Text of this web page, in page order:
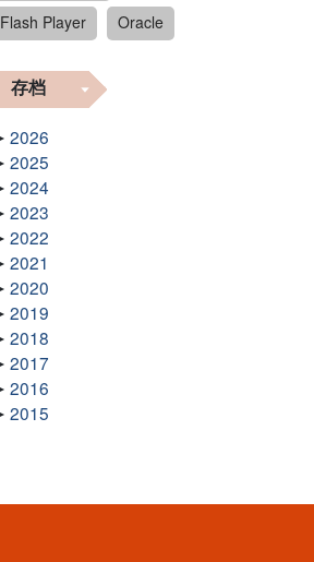
Flash Player
Oracle
存档
2026
2025
2024
2023
2022
2021
2020
2019
2018
2017
2016
2015